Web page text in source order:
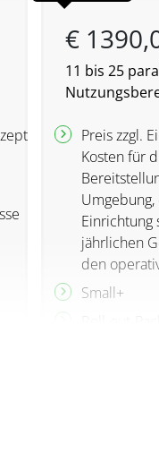
so
€
11 bis 25
Preis zzgl.
Kosten für
Umgebung,
Einrichtung
jährlichen
den
Small+